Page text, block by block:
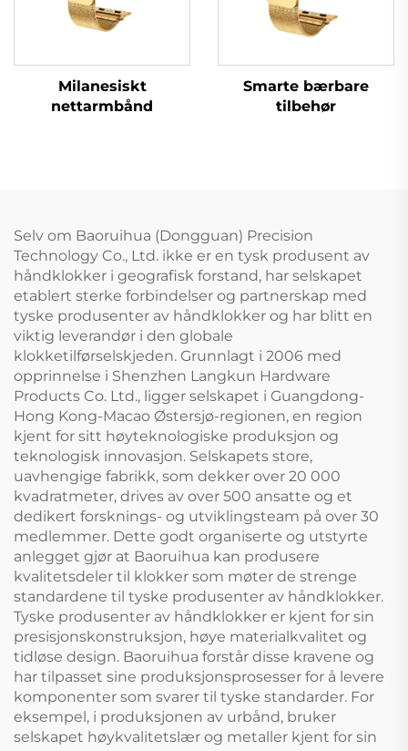
Milanesiskt
nettarmbånd
Smarte bærbare
tilbehør
Selv om Baoruihua (Dongguan) Precision
Technology Co., Ltd. ikke er en tysk produsent av
håndklokker i geografisk forstand, har selskapet
etablert sterke forbindelser og partnerskap med
tyske produsenter av håndklokker og har blitt en
viktig leverandør i den globale
klokketilførselskjeden. Grunnlagt i 2006 med
opprinnelse i Shenzhen Langkun Hardware
Products Co. Ltd., ligger selskapet i Guangdong-
Hong Kong-Macao Østersjø-regionen, en region
kjent for sitt høyteknologiske produksjon og
teknologisk innovasjon. Selskapets store,
uavhengige fabrikk, som dekker over 20 000
kvadratmeter, drives av over 500 ansatte og et
dedikert forsknings- og utviklingsteam på over 30
medlemmer. Dette godt organiserte og utstyrte
anlegget gjør at Baoruihua kan produsere
kvalitetsdeler til klokker som møter de strenge
standardene til tyske produsenter av håndklokker.
Tyske produsenter av håndklokker er kjent for sin
presisjonskonstruksjon, høye materialkvalitet og
tidløse design. Baoruihua forstår disse kravene og
har tilpasset sine produksjonsprosesser for å levere
komponenter som svarer til tyske standarder. For
eksempel, i produksjonen av urbånd, bruker
selskapet høykvalitetslær og metaller kjent for sin